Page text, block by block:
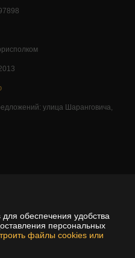
улица Шаранговича,
обеспечения удобства
персональных
файлы cookies или